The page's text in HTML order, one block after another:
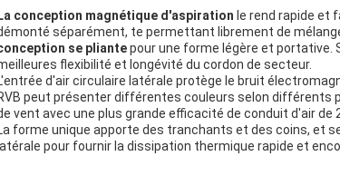
La conception magnétique d'aspiration le rend rapide et
séparément, te permettant librement de
se pliantepour une forme légère et portative.
flexibilité et longévité du cordon de secteur.
d'air circulaire latérale protège le bruit
peut présenter différentes couleurs selon
vent avec une plus grande efficacité de conduit d'air de
forme unique apporte des tranchants et des coins, et
latérale pour fournir la dissipation thermique rapide et